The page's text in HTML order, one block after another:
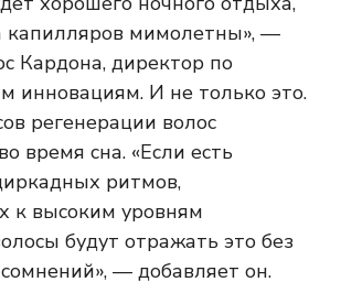
капилляров мимолетны», —
Кардона, директор по
инновациям. И не только это.
регенерации волос
время сна. «Если есть
ритмов,
к высоким уровням
будут отражать это без
— добавляет он.